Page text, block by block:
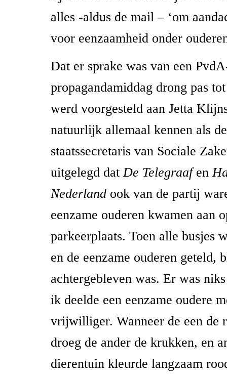
alles -aldus de mail – ‘om
voor eenzaamheid onder
Dat er sprake was van een
propagandamiddag drong pas
werd voorgesteld aan Jetta
natuurlijk allemaal kennen als
staatssecretaris van Sociale
uitgelegd datDe Telegraafen
Nederland ook van de partij
eenzame ouderen kwamen aan
parkeerplaats. Toen alle busjes
en de eenzame ouderen geteld,
achtergebleven was. Er was
ik deelde een eenzame oudere
vrijwilliger. Wanneer de een de
droeg de ander de krukken, en
dierentuin kleurde langzaam